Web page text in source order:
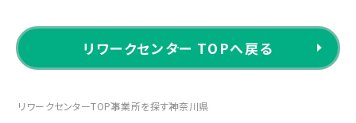
リワークセンター TOPへ戻る
リワークセンターTOP事業所を探す神奈川県